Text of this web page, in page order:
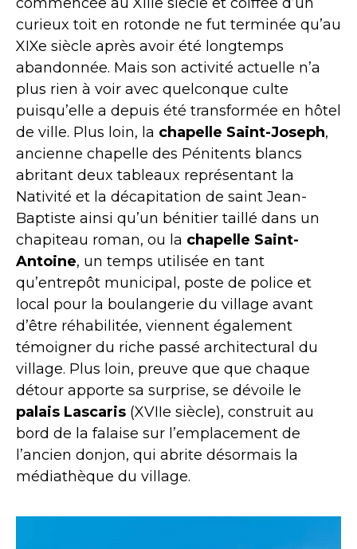
commencée au XIIIe siècle et coiffée d’un
curieux toit en rotonde ne fut terminée qu’au
XIXe siècle après avoir été longtemps
abandonnée. Mais son activité actuelle n’a
plus rien à voir avec quelconque culte
puisqu’elle a depuis été transformée en hôtel
de ville. Plus loin, la chapelle Saint-Joseph,
ancienne chapelle des Pénitents blancs
abritant deux tableaux représentant la
Nativité et la décapitation de saint Jean-
Baptiste ainsi qu’un bénitier taillé dans un
chapiteau roman, ou la chapelle Saint-
Antoine, un temps utilisée en tant
qu’entrepôt municipal, poste de police et
local pour la boulangerie du village avant
d’être réhabilitée, viennent également
témoigner du riche passé architectural du
village. Plus loin, preuve que que chaque
détour apporte sa surprise, se dévoile le
palais Lascaris (XVIIe siècle), construit au
bord de la falaise sur l’emplacement de
l’ancien donjon, qui abrite désormais la
médiathèque du village.